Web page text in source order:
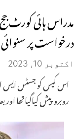
مدراس ہائی کورٹ
درخواست پر
اکتوبر 10, 2023
اس کیس کو جسٹس ایس
روبرو پیش کیاگیاتھا